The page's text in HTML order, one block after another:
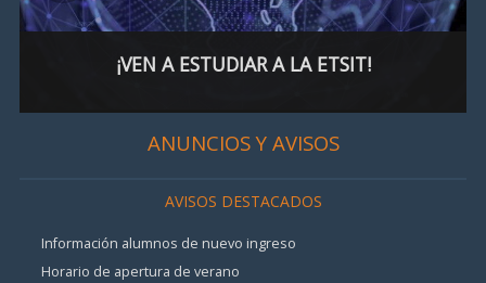
¡VEN A ESTUDIAR A LA ETSIT!
ANUNCIOS Y AVISOS
AVISOS DESTACADOS
Información alumnos de nuevo ingreso
Horario de apertura de verano